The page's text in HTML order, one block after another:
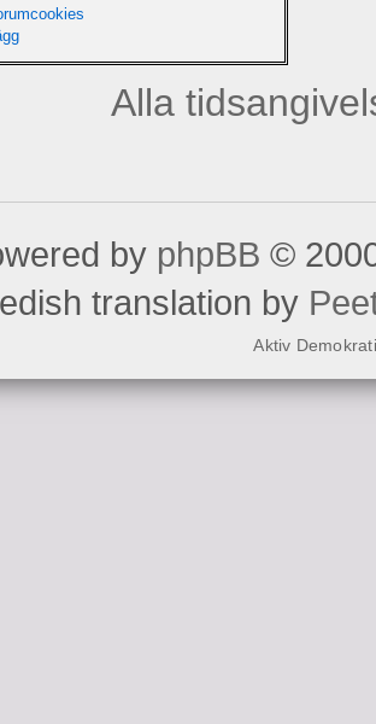
Alla
by phpBB ©
translation by
Aktiv Demokrati